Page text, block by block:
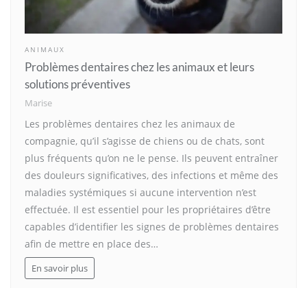
ANIMAUX
Problèmes dentaires chez les animaux et leurs
solutions préventives
Marise
Les problèmes dentaires chez les animaux de
compagnie, qu’il s’agisse de chiens ou de chats, sont
plus fréquents qu’on ne le pense. Ils peuvent entraîner
des douleurs significatives, des infections et même des
maladies systémiques si aucune intervention n’est
effectuée. Il est essentiel pour les propriétaires d’être
capables d’identifier les signes de problèmes dentaires
afin de mettre en place des…
En savoir plus